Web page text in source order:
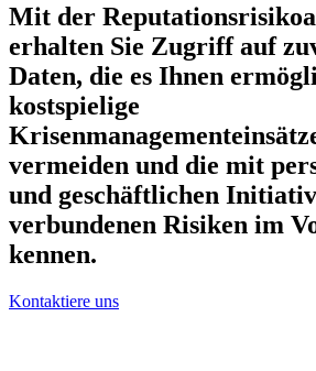
Mit der
erhalten Sie Zugriff auf
Daten, die es Ihnen
kostspielige
vermeiden und die mit
und geschäftlichen
verbundenen Risiken im
kennen.
Kontaktiere uns